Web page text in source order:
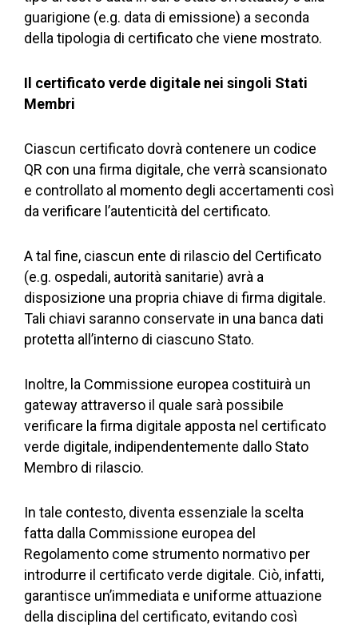
guarigione (e.g. data di emissione) a seconda
della tipologia di certificato che viene mostrato.
Il certificato verde digitale nei singoli Stati
Membri
Ciascun certificato dovrà contenere un codice
QR con una firma digitale, che verrà scansionato
e controllato al momento degli accertamenti così
da verificare l’autenticità del certificato.
A tal fine, ciascun ente di rilascio del Certificato
(e.g. ospedali, autorità sanitarie) avrà a
disposizione una propria chiave di firma digitale.
Tali chiavi saranno conservate in una banca dati
protetta all’interno di ciascuno Stato.
Inoltre, la Commissione europea costituirà un
gateway attraverso il quale sarà possibile
verificare la firma digitale apposta nel certificato
verde digitale, indipendentemente dallo Stato
Membro di rilascio.
In tale contesto, diventa essenziale la scelta
fatta dalla Commissione europea del
Regolamento come strumento normativo per
introdurre il certificato verde digitale. Ciò, infatti,
garantisce un’immediata e uniforme attuazione
della disciplina del certificato, evitando così